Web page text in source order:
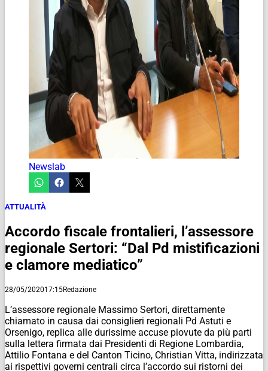
Newslab
ATTUALITÀ
Accordo fiscale frontalieri, l’assessore
regionale Sertori: “Dal Pd mistificazioni
e clamore mediatico”
28/05/202017:15Redazione
L’assessore regionale Massimo Sertori, direttamente
chiamato in causa dai consiglieri regionali Pd Astuti e
Orsenigo, replica alle durissime accuse piovute da più parti
sulla lettera firmata dai Presidenti di Regione Lombardia,
Attilio Fontana e del Canton Ticino, Christian Vitta, indirizzata
ai rispettivi governi centrali circa l’accordo sui ristorni dei